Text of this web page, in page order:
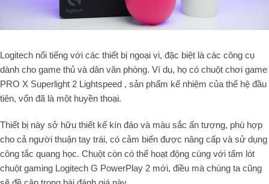
Logitech nổi tiếng với các thiết bị ngoại vi, đặc biệt là các công cụ
dành cho game thủ và dân văn phòng. Ví dụ, họ có chuột chơi game
PRO X Superlight 2 Lightspeed , sản phẩm kế nhiệm của thế hệ đầu
tiên, vốn đã là một huyền thoại.
Thiết bị này sở hữu thiết kế kín đáo và màu sắc ấn tượng, phù hợp
cho cả người thuận tay trái, có cảm biến được nâng cấp và sử dụng
công tắc quang học. Chuột còn có thể hoạt động cùng với tấm lót
chuột gaming Logitech G PowerPlay 2 mới, điều mà chúng ta cũng